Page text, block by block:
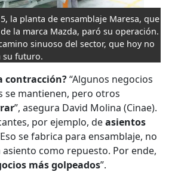
la planta de ensamblaje Maresa, que
la marca Mazda, paró su operación.
sinuoso del sector, que hoy no
su futuro.
contracción?“Algunos negocios
se mantienen, pero otros
”, asegura David Molina (Cinae).
por ejemplo, deasientos
se fabrica para ensamblaje, no
asiento como repuesto. Por ende,
más golpeados”.